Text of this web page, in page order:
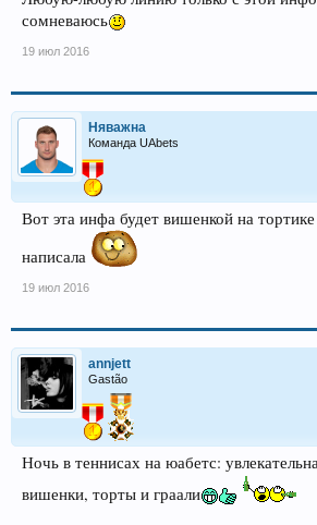
сомневаюсь
19 июл 2016
Няважна
Команда UAbets
Вот эта инфа будет вишенкой на
написала
19 июл 2016
annjett
Gastão
Ночь в теннисах на юабетс:
вишенки, торты и граали